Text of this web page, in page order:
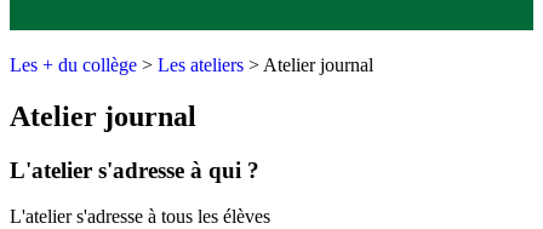
Les + du collège > Les ateliers > Atelier journal
Atelier journal
L'atelier s'adresse à qui ?
L'atelier s'adresse à tous les élèves